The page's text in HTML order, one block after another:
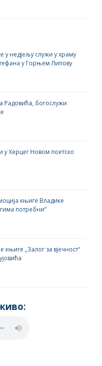
у недјељу служи у храму
у Горњем Липову
Радовића, богослужи
у Херцег Новом поетско
књиге Владике
потребни”
„Залог за вјечност“